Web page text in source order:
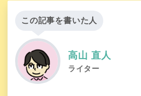
この記事を書いた人
高山 直人
ライター